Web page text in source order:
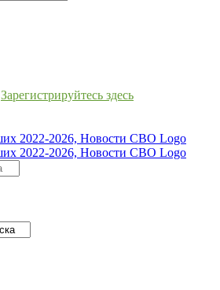
Зарегистрируйтесь здесь